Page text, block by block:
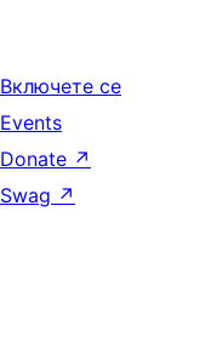
Включете се
Events
Donate ↗
Swag ↗